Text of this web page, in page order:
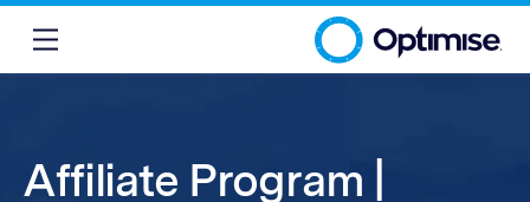
Affiliate Program |